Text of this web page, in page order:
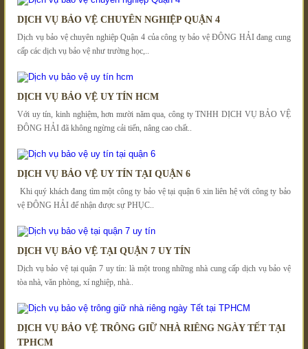
DỊCH VỤ BẢO VỆ CHUYÊN NGHIỆP QUẬN 4
Dịch vụ bảo vệ chuyên nghiệp Quận 4 của công ty bảo vệ ĐÔNG HẢI đang cung
cấp các dịch vụ bảo vệ như trường học,..
DỊCH VỤ BẢO VỆ UY TÍN HCM
Với uy tín, kinh nghiệm, hơn mười năm qua, công ty TNHH DỊCH VỤ BẢO VỆ
ĐÔNG HẢI đã không ngừng cải tiến, nâng cao chất..
DỊCH VỤ BẢO VỆ UY TÍN TẠI QUẬN 6
Khi quý khách đang tìm một công ty bảo vệ tại quận 6 xin liên hệ với công ty bảo
vệ ĐÔNG HẢI để nhận được sự PHỤC..
DỊCH VỤ BẢO VỆ TẠI QUẬN 7 UY TÍN
Dịch vụ bảo vệ tại quận 7 uy tín: là một trong những nhà cung cấp dịch vụ bảo vệ
tòa nhà, văn phòng, xí nghiệp, nhà..
DỊCH VỤ BẢO VỆ TRÔNG GIỮ NHÀ RIÊNG NGÀY TẾT TẠI
TPHCM